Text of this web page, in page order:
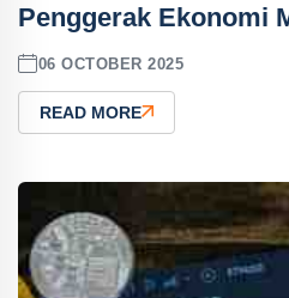
Penggerak Ekonomi
06 OCTOBER 2025
READ MORE